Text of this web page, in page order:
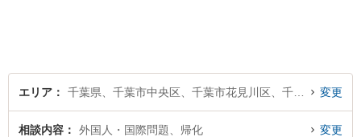
エリア 変更
相談内容 外国人・国際問題、帰化 変更